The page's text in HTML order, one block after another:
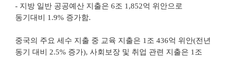
- 지방 일반 공공예산 지출은 6조 1,852억 위안으로
동기대비 1.9% 증가함.
중국의 주요 세수 지출 중 교육 지출은 1조 436억 위안(전년
동기 대비 2.5% 증가), 사회보장 및 취업 관련 지출은 1조